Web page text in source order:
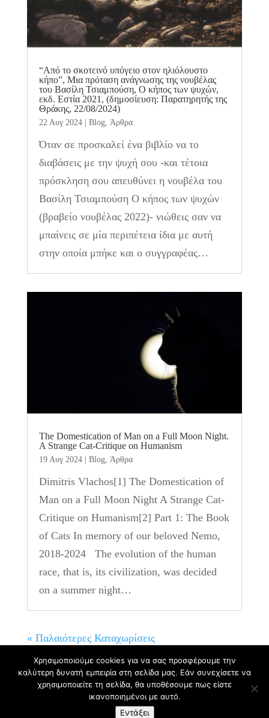
“Από το σκοτεινό υπόγειο στον ηλιόλουστο
κήπο”, Μια πρόταση ανάγνωσης της νουβέλας
του Βασίλη Τσιαμπούση, Ο κήπος των ψυχών,
εκδ. Εστία 2021, (δημοσίευση: Παρατηρητής της
Θράκης, 22/08/2024)
22 Αυγ 2024| Blog, Άρθρα
Όταν σε προσκαλεί ένα βιβλίο να το
διαβάσεις με την ψυχή σου -και τέτοια
πρόσκληση σου απευθύνει η νουβέλα του
Βασίλη Τσιαμπούση Ο κήπος των ψυχών
(βραβείο νουβέλας 2022)- νιώθεις σαν να
μπαίνεις σε μία περιπέτεια ίδια με αυτή
στην οποία μπήκε και ο συγγραφέας…
The Domestication of Man on a Full Moon Night.
A Strange Cat-Critique on Humanism
19 Αυγ 2024| Blog, Άρθρα
Dimitris Vlachos[1] The Domestication of
Man on a Full Moon Night A Strange Cat-
Critique on Humanism[2] Part 1: The Book
of Cats In memory of our beloved Nemo,
2018-2024 The evolution of the human
race, that is, its civilization, was decided
on a summer night…
« Παλαιότερες Καταχωρίσεις
Δημήτρης Βλάχος - Φιλόλογος, Συγγραφέας
Χρησιμοποιούμε cookies για να σας προσφέρουμε την
καλύτερη δυνατή εμπειρία στη σελίδα μας. Εάν συνεχίσετε να
χρησιμοποιείτε τη σελίδα, θα υποθέσουμε πως είστε
ικανοποιημένοι με αυτό.
Εντάξει